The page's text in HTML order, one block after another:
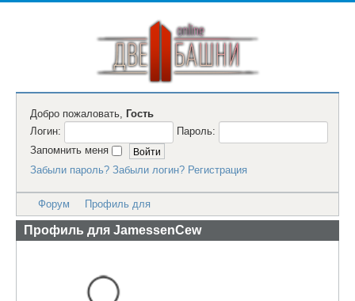
Добро пожаловать,
Гость
Логин:
Пароль:
Запомнить меня
Забыли пароль? Забыли логин? Регистрация
Форум Профиль для
Профиль для JamessenCew